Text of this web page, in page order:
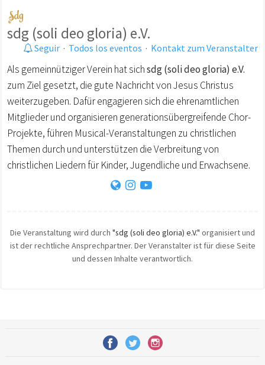
sdg (soli deo gloria) e.V.
Seguir · Todos los eventos · Kontakt zum Veranstalter
Als gemeinnütziger Verein hat sichsdg (soli deo gloria) e.V.
zum Ziel gesetzt, die gute Nachricht von Jesus Christus
weiterzugeben. Dafür engagieren sich die ehrenamtlichen
Mitglieder und organisieren generationsübergreifende Chor-
Projekte, führen Musical-Veranstaltungen zu christlichen
Themen durch und unterstützen die Verbreitung von
christlichen Liedern für Kinder, Jugendliche und Erwachsene.
Die Veranstaltung wird durch "sdg (soli deo gloria) e.V." organisiert und
ist der rechtliche Ansprechpartner. Der Veranstalter ist für diese Seite
und dessen Inhalte verantwortlich.